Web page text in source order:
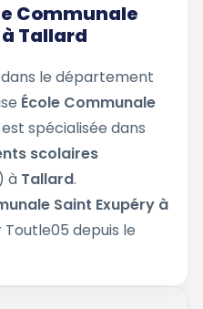
Communale
Tallard
dans le département
École Communale
est spécialisée dans
scolaires
à Tallard.
Saint Exupéry à
depuis le